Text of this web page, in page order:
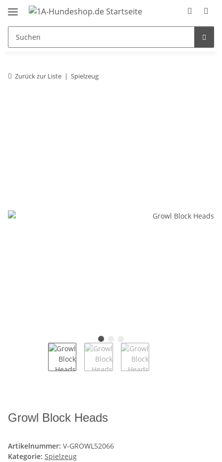
Zurück zur Liste Spielzeug
Growl Block Heads
Artikelnummer: V-GROWL52066
Kategorie: Spielzeug